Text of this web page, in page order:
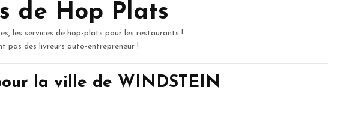
de Hop Plats
les services de hop-plats pour les restaurants !
pas des livreurs auto-entrepreneur !
la ville de WINDSTEIN